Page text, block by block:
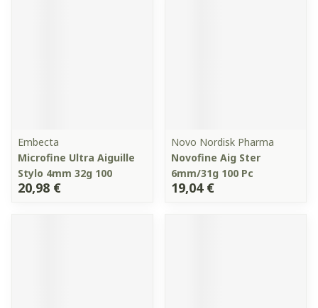
Embecta
Microfine Ultra Aiguille
Stylo 4mm 32g 100
20,98 €
Novo Nordisk Pharma
Novofine Aig Ster
6mm/31g 100 Pc
19,04 €